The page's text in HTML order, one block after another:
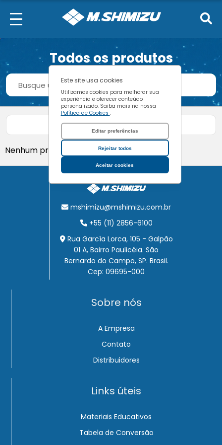
Este site usa cookies
Utilizamos cookies para melhorar sua
experiência e oferecer conteúdo
personalizado. Saiba mais na nossa
Política de Cookies .
Editar preferências
Rejeitar todos
Aceitar cookies
Todos os produtos
Procurar
Filtrar produtos
Nenhum produto encontrado.
mshimizu@mshimizu.com.br
+55 (11) 2856-6100
Rua García Lorca, 105 - Galpão
01 A, Bairro Paulicéia. São
Bernardo do Campo, SP. Brasil.
Cep: 09695-000
Sobre nós
A Empresa
Contato
Distribuidores
Links úteis
Materiais Educativos
Tabela de Conversão